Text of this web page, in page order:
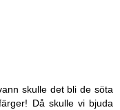
skulle det bli de söta
Då skulle vi bjuda